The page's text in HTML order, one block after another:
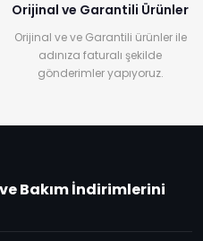
Orijinal ve Garantili Ürünler
Orijinal ve ve Garantili ürünler ile
adınıza faturalı şekilde
gönderimler yapıyoruz.
Bakım İndirimlerini